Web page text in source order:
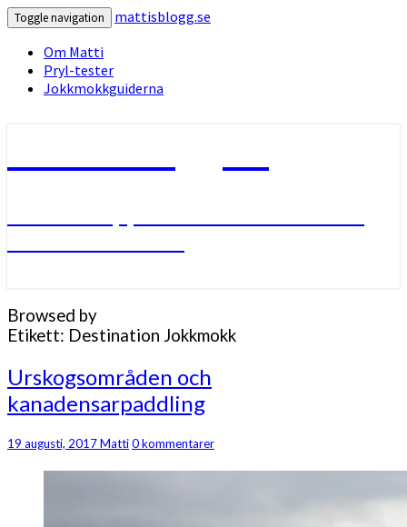
Toggle navigation
mattisblogg.se
Om Matti
Pryl-tester
Jokkmokkguiderna
Browsed by
Etikett: Destination Jokkmokk
Urskogsområden
och
kanadensarpaddling
Urskogsområden och
kanadensarpaddling
19 augusti, 2017MattiKommentarer
0 kommentarer